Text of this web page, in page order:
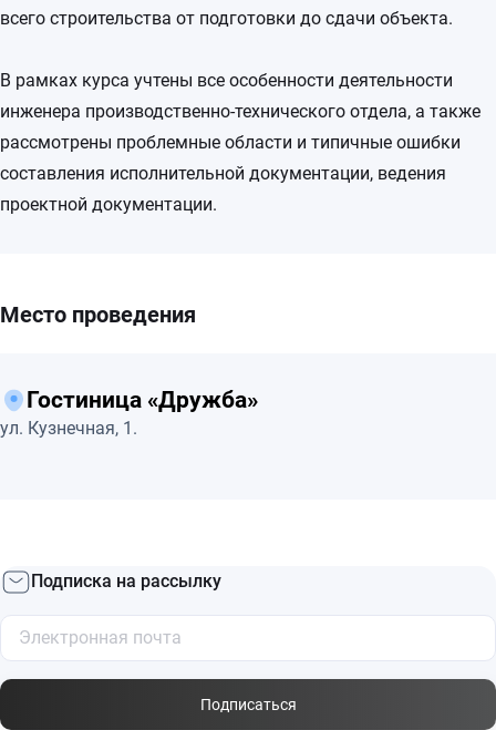
всего строительства от подготовки до сдачи объекта.
В рамках курса учтены все особенности деятельности
инженера производственно-технического отдела, а также
рассмотрены проблемные области и типичные ошибки
составления исполнительной документации, ведения
проектной документации.
Место проведения
Гостиница «Дружба»
ул. Кузнечная, 1.
Подписка на рассылку
Подписаться